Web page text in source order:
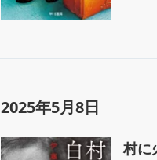
2025年5月8日
村に